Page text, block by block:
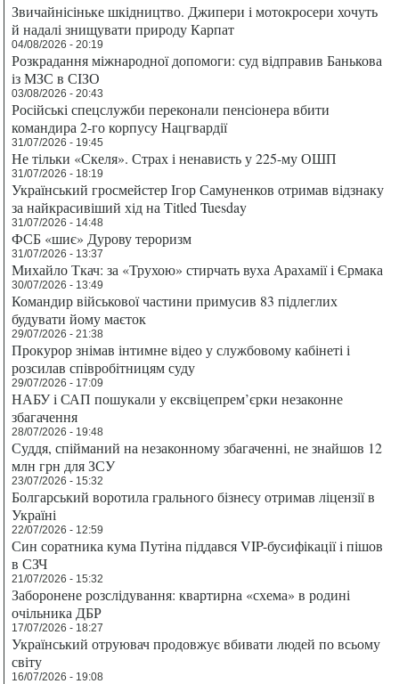
Звичайнісіньке шкідництво. Джипери і мотокросери хочуть
й надалі знищувати природу Карпат
04/08/2026 - 20:19
Розкрадання міжнародної допомоги: суд відправив Банькова
із МЗС в СІЗО
03/08/2026 - 20:43
Російські спецслужби переконали пенсіонера вбити
командира 2-го корпусу Нацгвардії
31/07/2026 - 19:45
Не тільки «Скеля». Страх і ненависть у 225-му ОШП
31/07/2026 - 18:19
Український гросмейстер Ігор Самуненков отримав відзнаку
за найкрасивіший хід на Titled Tuesday
31/07/2026 - 14:48
ФСБ «шиє» Дурову тероризм
31/07/2026 - 13:37
Михайло Ткач: за «Трухою» стирчать вуха Арахамії і Єрмака
30/07/2026 - 13:49
Командир військової частини примусив 83 підлеглих
будувати йому маєток
29/07/2026 - 21:38
Прокурор знімав інтимне відео у службовому кабінеті і
розсилав співробітницям суду
29/07/2026 - 17:09
НАБУ і САП пошукали у ексвіцепрем’єрки незаконне
збагачення
28/07/2026 - 19:48
Суддя, спійманий на незаконному збагаченні, не знайшов 12
млн грн для ЗСУ
23/07/2026 - 15:32
Болгарський воротила грального бізнесу отримав ліцензії в
Україні
22/07/2026 - 12:59
Син соратника кума Путіна піддався VIP-бусифікації і пішов
в СЗЧ
21/07/2026 - 15:32
Заборонене розслідування: квартирна «схема» в родині
очільника ДБР
17/07/2026 - 18:27
Український отруювач продовжує вбивати людей по всьому
світу
16/07/2026 - 19:08